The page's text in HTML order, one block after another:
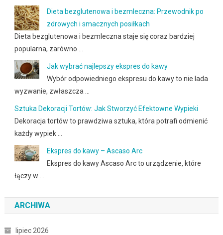
Dieta bezglutenowa i bezmleczna: Przewodnik po
zdrowych i smacznych posiłkach
Dieta bezglutenowa i bezmleczna staje się coraz bardziej
popularna, zarówno …
Jak wybrać najlepszy ekspres do kawy
Wybór odpowiedniego ekspresu do kawy to nie lada
wyzwanie, zwłaszcza …
Sztuka Dekoracji Tortów: Jak Stworzyć Efektowne Wypieki
Dekoracja tortów to prawdziwa sztuka, która potrafi odmienić
każdy wypiek …
Ekspres do kawy – Ascaso Arc
Ekspres do kawy Ascaso Arc to urządzenie, które
łączy w …
ARCHIWA
lipiec 2026